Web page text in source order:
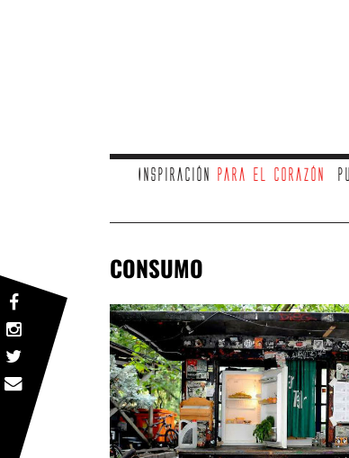
Inspiración para el corazón
CONSUMO